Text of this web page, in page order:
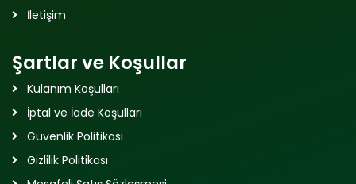
İletişim
Şartlar ve Koşullar
Kulanım Koşulları
İptal ve İade Koşulları
Güvenlik Politikası
Gizlilik Politikası